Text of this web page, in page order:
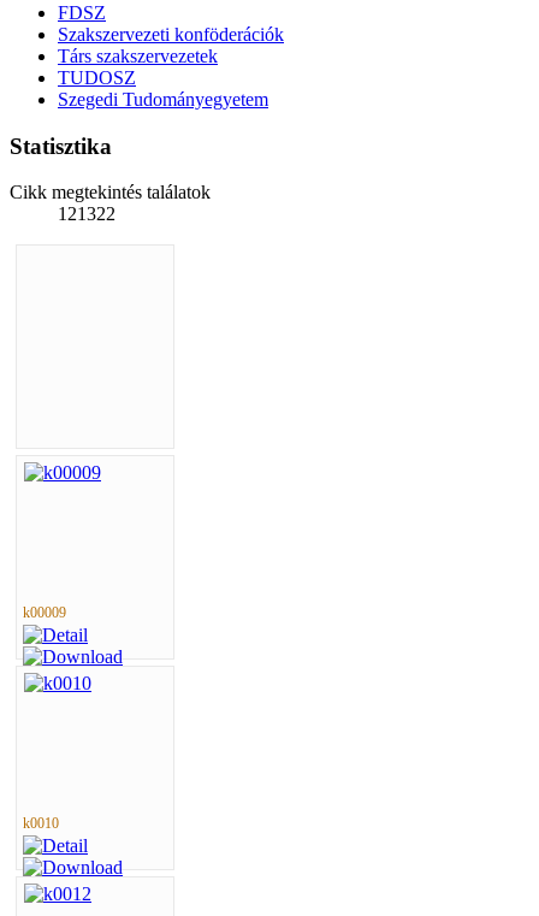
FDSZ
Szakszervezeti konföderációk
Társ szakszervezetek
TUDOSZ
Szegedi Tudományegyetem
Statisztika
Cikk megtekintés találatok
121322
k00009
k0010